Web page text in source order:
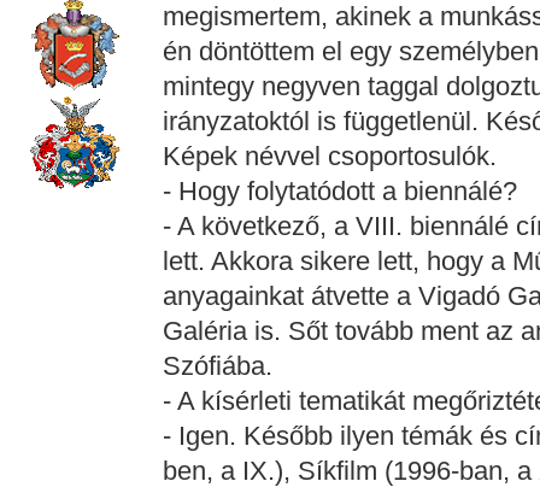
megismertem, akinek a
én döntöttem el egy
mintegy negyven taggal
irányzatoktól is függetlenül.
Képek névvel csoportosulók.
- Hogy folytatódott a biennálé?
- A következő, a VIII. biennálé
lett. Akkora sikere lett, hogy a
anyagainkat átvette a Vigadó
Galéria is. Sőt tovább ment az
Szófiába.
- A kísérleti tematikát
- Igen. Később ilyen témák és
ben, a IX.), Síkfilm (1996-ban,